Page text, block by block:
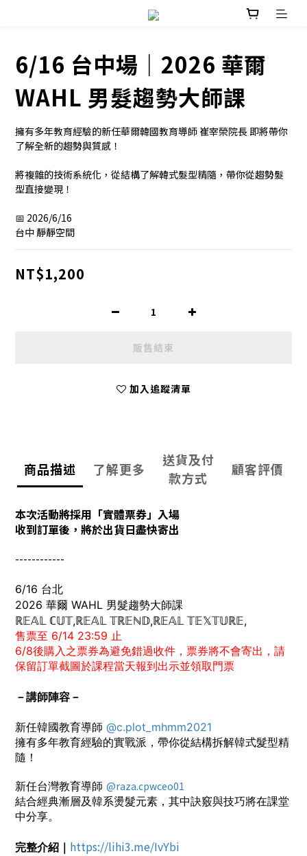
6/16 台中場｜2026 華爾
WAHL 男髮趨勢大師課
擁有多年教育經驗的新任華爾韓國教育導師 崔宰榮院長 即將帶你
了解全新的趨勢與質感！
將複雜的技術系統化，從結構了解韓式髮型精隨，帶你從趨勢髮
型直接變現！
📅 2026/6/16
台中 靜靜空間
NT$1,200
販售結束
加入追蹤清單
商品描述 了解更多
送貨及付
款方式
顧客評價
本次活動將採用「實體票券」入場
收到訂單後，將於出貨日盡快寄出
------------
6/16 台北
2026 華爾 WAHL 男髮趨勢大師課
ℝ𝔼𝔸𝕃 ℂ𝕌𝕋,ℝ𝔼𝔸𝕃 𝕋ℝ𝔼ℕ𝔻,ℝ𝔼𝔸𝕃 𝕋𝔼𝕏𝕋𝕌ℝ𝔼,
售票至 6/14 23:59 止
6/8後購入之票券為避免錯過收件，票券將不會寄出，請
保留訂單截圖於課程當天報到出示並領取門票
－講師陣容－
新任韓國教育導師 @c.plot_mhmm2021
擁有多年教育經驗的實戰派，帶你從結構拆解韓式髮型精
隨！
新任台灣教育導師 @raza.cpwceo01
結合經典漸層及韓系燙髮元素，其中訣竅與技巧將在課堂
中分享。
完整介紹｜ https://lihi3.me/IvYbi